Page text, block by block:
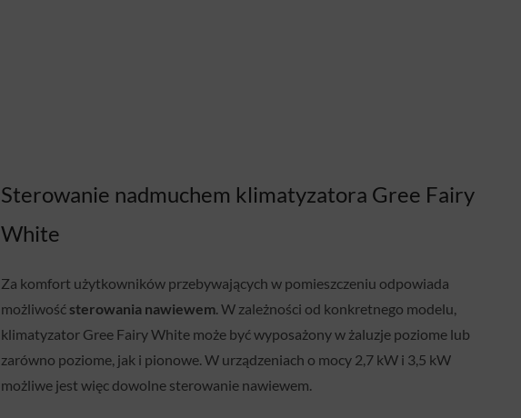
Sterowanie nadmuchem klimatyzatora Gree Fairy
White
Za komfort użytkowników przebywających w pomieszczeniu odpowiada
możliwość sterowania nawiewem. W zależności od konkretnego modelu,
klimatyzator Gree Fairy White może być wyposażony w żaluzje poziome lub
zarówno poziome, jak i pionowe. W urządzeniach o mocy 2,7 kW i 3,5 kW
możliwe jest więc dowolne sterowanie nawiewem.